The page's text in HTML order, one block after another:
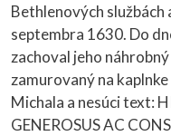
Bethlenových službách
septembra 1630. Do
zachoval jeho
zamurovaný na
Michala a nesúci text:
GENEROSUS AC